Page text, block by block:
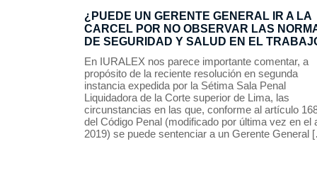
¿PUEDE UN GERENTE GENERAL IR A LA
CARCEL POR NO OBSERVAR LAS
DE SEGURIDAD Y SALUD EN EL
En IURALEX nos parece importante comentar, a
propósito de la reciente resolución en segunda
instancia expedida por la Sétima Sala Penal
Liquidadora de la Corte superior de Lima, las
circunstancias en las que, conforme al artículo
del Código Penal (modificado por última vez en el
2019) se puede sentenciar a un Gerente General